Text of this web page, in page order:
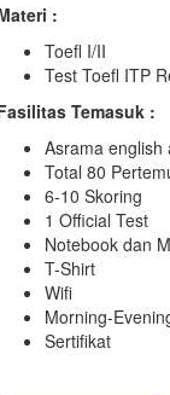
:
Toefl I/II
Test Toefl ITP
Temasuk :
Asrama english
Total 80
6-10 Skoring
1 Official Test
Notebook dan
T-Shirt
Wifi
Morning-
Sertifikat